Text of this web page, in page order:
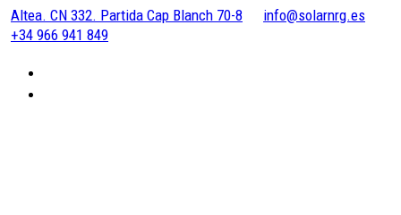
Altea. CN 332. Partida Cap Blanch 70-8
info@solarnrg.es
+34 966 941 849